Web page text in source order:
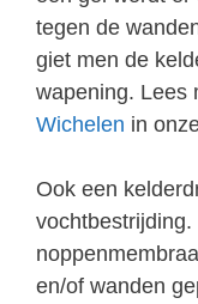
tegen de
giet men de
wapening. Lees
Wichelen in
Ook een
en/of wanden